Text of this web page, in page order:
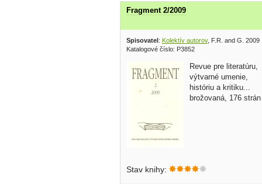
Fragment 2/2009
Spisovatel: Kolektív autorov, F.R. and G. 2009
Katalogové číslo: P3852
Revue pre literatúru,
výtvarné umenie,
históriu a kritiku...
brožovaná, 176 strán
Stav knihy: